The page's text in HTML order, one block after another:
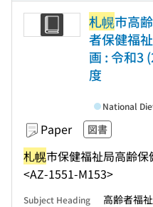
札幌市高
者保健福
画 : 令和3
度
Paper 図書
札幌市保健福祉局高齢
<AZ-1551-M153>
National
Subject Heading 高齢者福